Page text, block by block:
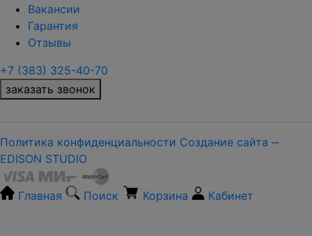
Вакансии
Гарантия
Отзывы
+7 (383) 325-40-70
заказать звонок
Политика конфиденциальности Создание сайта ‒
EDISON STUDIO
Главная Поиск Корзина Кабинет